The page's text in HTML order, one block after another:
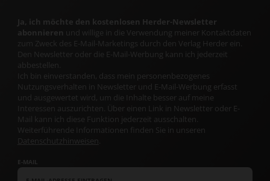
Ja, ich möchte den kostenlosen Herder-Newsletter
abonnieren und willige in die Verwendung meiner Kontaktdaten
zum Zweck des E-Mail-Marketings durch den Verlag Herder ein.
Den Newsletter oder die E-Mail-Werbung kann ich jederzeit
abbestellen.
Ich bin einverstanden, dass mein personenbezogenes
Nutzungsverhalten in Newsletter und E-Mail-Werbung erfasst
und ausgewertet wird, um die Inhalte besser auf meine
Interessen auszurichten. Über einen Link in Newsletter oder E-
Mail kann ich diese Funktion jederzeit ausschalten.
Weiterführende Informationen finden Sie in unseren
Datenschutzhinweisen
E-MAIL